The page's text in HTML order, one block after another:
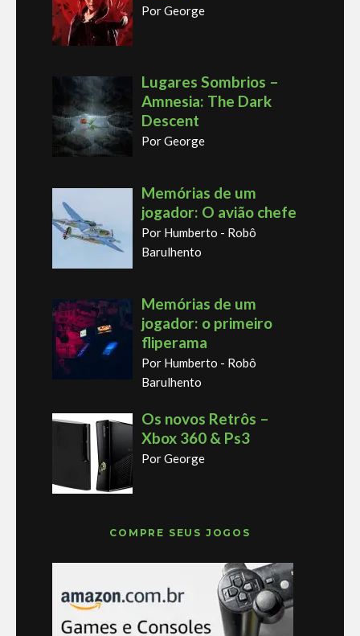
Por George
Lugares Sombrios –
Amnesia: The Dark
Descent
Por George
Memórias de um
jogador: O avião chefe
Por Humberto - Robô
Barulhento
Memórias de um
jogador: o primeiro
fliperama
Por Humberto - Robô
Barulhento
Os novos Retrôs –
Xbox 360 & Ps3
Por George
COMPRE SEUS JOGOS